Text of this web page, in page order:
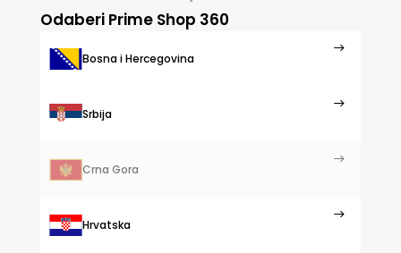
Odaberi Prime Shop 360
Bosna i Hercegovina
Srbija
Crna Gora
Hrvatska